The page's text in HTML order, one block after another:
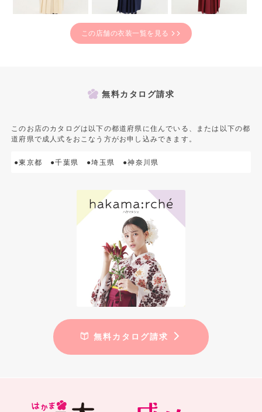
この店舗の衣装一覧を見る
無料カタログ請求
このお店のカタログは以下の都道府県に住んでいる、または以下の都
道府県で成人式をおこなう方がお申し込みできます。
●東京都 ●千葉県 ●埼玉県 ●神奈川県
無料カタログ請求